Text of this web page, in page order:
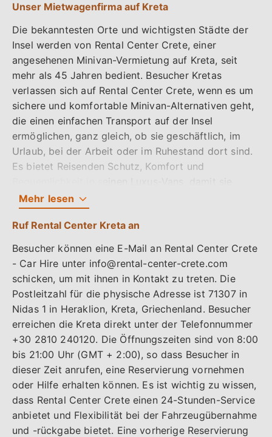
Transporte für längere Aufenthalte und Urlaube
anbietet. Setzen Sie sich gleich mit ihnen in
Verbindung, um einen Luxus-Van auf Kreta zu
mieten.
Ein Minivan ist eine Art von Personenkraftwagen,
der größer als ein normales Auto, aber kleiner als
ein großer Van ist. Minivans sind für ihre geräumigen
Innenräume bekannt, die in der Regel über drei
Sitzreihen und viel Laderaum verfügen. Sie sind
aufgrund ihrer Anpassungsfähigkeit und ihres
Komforts beliebte Optionen für Familien und
bieten und gleichzeitig vielen Reisenden Platz
bieten. Minivans sind bekannt für ihre
für Roadtrips, Urlaube und Gruppenaktivitäten
macht.
Rental Center Crete ist eine angesehene
Autovermietung mit Sitz auf Kreta, Griechenland, die
sich auf die Bereitstellung von erstklassigen
Autovermietungsdiensten für Inselbesucher
spezialisiert hat. Rental Center Crete bietet eine
Vielzahl von Fahrzeugen an, darunter einfache Autos
und SUVs sowie Premium-Minivans. Das hohe Maß
an Luxus, Qualität und Ausstattung, das diese
Premium-Minivans bieten, sorgt dafür, dass Kunden
bei der Erkundung der atemberaubenden Insel Kreta
Unser Mietwagenfirma auf Kreta
Die bekanntesten Orte und wichtigsten Städte der
Insel werden von Rental Center Crete, einer
angesehenen Minivan-Vermietung auf Kreta, seit
mehr als 45 Jahren bedient. Besucher Kretas
verlassen sich auf Rental Center Crete, wenn es um
sichere und komfortable Minivan-Alternativen geht,
die einen einfachen Transport auf der Insel
ermöglichen, ganz gleich, ob sie geschäftlich, im
Urlaub, bei der Arbeit oder im Ruhestand dort sind.
Es bietet Reisenden Schutz, Komfort und
Kreta in aller Ruhe erkunden und so viele Abstecher
machen können, wie sie möchten. Rental Center
Crete wurde 1975 gegründet und befindet sich
derzeit im Mitbesitz von Harry Anapliotis. Das
Unternehmen befindet sich auf der Insel Kreta und
bietet transparente und kostengünstige
Mietwagenoptionen ohne versteckte Gebühren oder
zusätzliche Kosten. Reisende erleben Luxus und
Komfort, während sie die Insel mit den neuesten
verfügbaren Automodellen erkunden. Rental Center
Crete befindet sich in Nidas 1, Heraklion, Kreta,
Griechenland 71307, und genießt seit 48 Jahren
einen guten Ruf und Glaubwürdigkeit, was es zur
ersten Wahl für Autovermietungen auf der schönen
Insel Kreta macht. Reisende, die einen sicheren und
komfortablen Transporter auf Kreta suchen, finden
Mehr lesen
Ruf Rental Center Kreta an
Besucher können eine E-Mail an Rental Center Crete
- Car Hire unter info@rental-center-crete.com
schicken, um mit ihnen in Kontakt zu treten. Die
Postleitzahl für die physische Adresse ist 71307 in
Nidas 1 in Heraklion, Kreta, Griechenland. Besucher
erreichen die Kreta direkt unter der Telefonnummer
+30 2810 240120. Die Öffnungszeiten sind von 8:00
bis 21:00 Uhr (GMT + 2:00), so dass Besucher in
dieser Zeit anrufen, eine Reservierung vornehmen
oder Hilfe erhalten können. Es ist wichtig zu wissen,
dass Rental Center Crete einen 24-Stunden-Service
anbietet und Flexibilität bei der Fahrzeugübernahme
und -rückgabe bietet. Eine vorherige Reservierung